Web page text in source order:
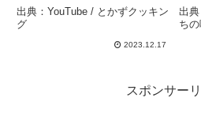
#curry #炊飯器レシピ – と
かずクッキング
出典：YouTube / とかずクッキン
グ
2023.12.17
界
出
ち
スポンサー